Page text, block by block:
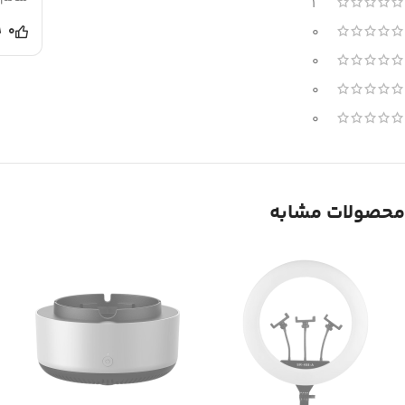
1
0
0
0
0
0
محصولات مشابه